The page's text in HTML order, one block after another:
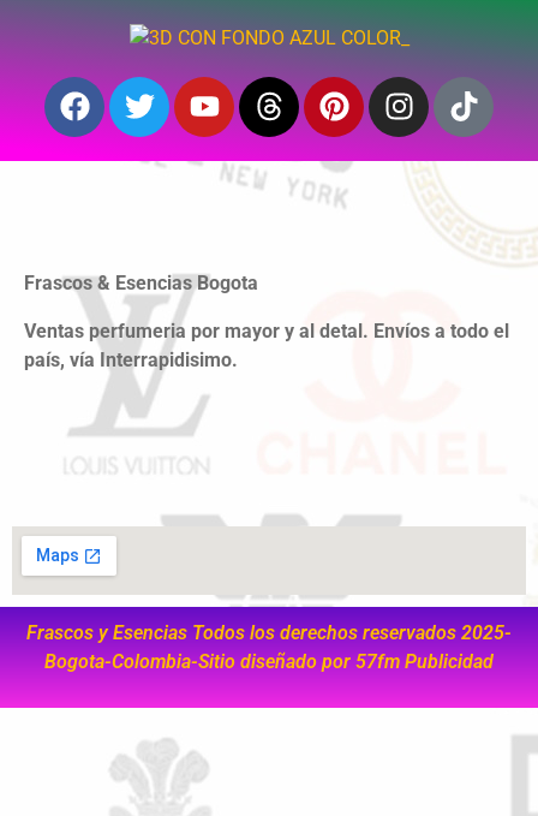
Frascos & Esencias Bogota
Ventas perfumeria por mayor y al detal. Envíos a todo el
país, vía Interrapidisimo.
Frascos y Esencias Todos los derechos reservados 2025-
Bogota-Colombia-Sitio diseñado por 57fm Publicidad